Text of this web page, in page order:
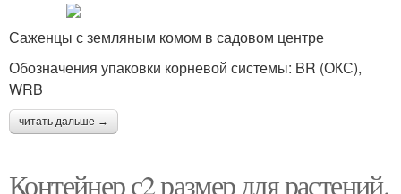
Саженцы с земляным комом в садовом центре
Обозначения упаковки корневой системы: BR (ОКС),
WRB
читать дальше →
Контейнер с2 размер для растений.